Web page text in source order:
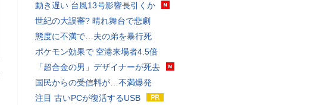
動き遅い 台風13号影響長引くか
世紀の大誤審? 晴れ舞台で悲劇
態度に不満で…夫の弟を暴行死
ポケモン効果で 空港来場者4.5倍
「超合金の男」デザイナーが死去
国民からの受信料が…不満爆発
注目 古いPCが復活するUSB